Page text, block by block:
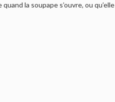
la soupape s’ouvre, ou qu’elle